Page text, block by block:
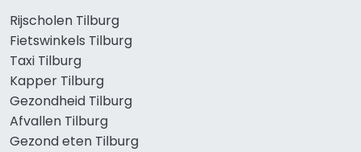
Rijscholen Tilburg
Fietswinkels Tilburg
Taxi Tilburg
Kapper Tilburg
Gezondheid Tilburg
Afvallen Tilburg
Gezond eten Tilburg